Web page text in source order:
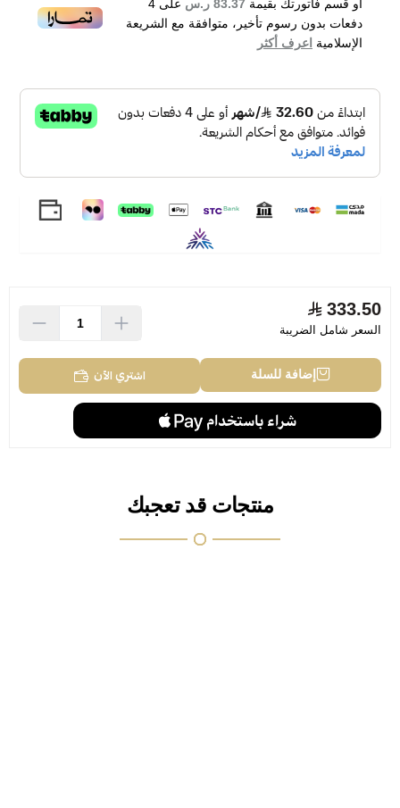
أو قسم فاتورتك بقيمة 83.37 ر.س على 4
دفعات بدون رسوم تأخير، متوافقة مع الشريعة
الإسلامية اعرف أكثر
333.50
السعر شامل الضريبة
إضافة للسلة اشتري الآن
منتجات قد تعجبك